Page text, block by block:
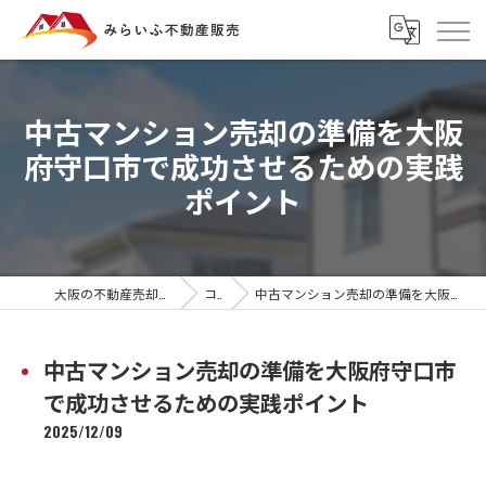
中古マンション売却の準備を大阪
府守口市で成功させるための実践
ポイント
コラム 中古マンション売却の準備を大阪府守口市で成功させるための実践ポイント
中古マンション売却の準備を大阪府守口市
で成功させるための実践ポイント
2025/12/09